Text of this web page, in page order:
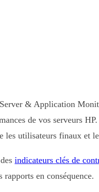
& Application
de vos serveurs
les utilisateurs finaux et
indicateurs clés de
en conséquence.